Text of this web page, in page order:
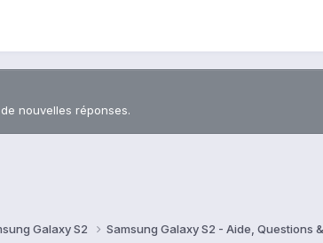
nouvelles réponses.
Galaxy S2 Samsung Galaxy S2 - Aide, Questions